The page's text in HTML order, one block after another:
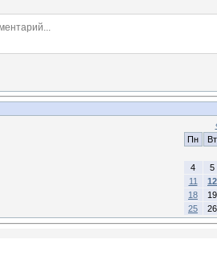
Пн
Вт
4
5
11
12
18
19
25
26